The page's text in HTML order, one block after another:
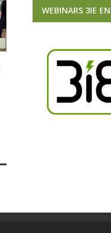
WEBINARS 3IE